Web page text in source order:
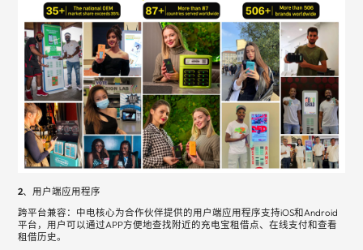
2、用户端应用程序
跨平台兼容：中电核心为合作伙伴提供的用户端应用程序支持iOS和Android
平台，用户可以通过APP方便地查找附近的充电宝租借点、在线支付和查看
租借历史。